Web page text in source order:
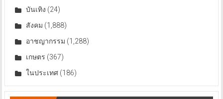
บันเทิง (24)
สังคม (1,888)
อาชญากรรม (1,288)
เกษตร (367)
ในประเทศ(186)